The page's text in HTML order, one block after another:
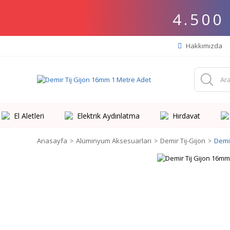
4.500
Hakkımızda
El Aletleri Elektrik Aydınlatma Hırdavat
Anasayfa Alüminyum Aksesuarları Demir Tij-Gijon